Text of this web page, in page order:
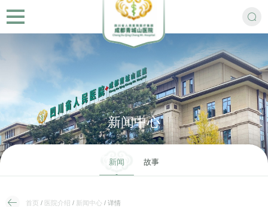
新闻中心
新闻 故事
首页 / 医院介绍 / 新闻中心/ 详情